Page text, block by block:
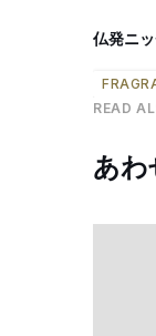
仏発ニ
READ
あわ